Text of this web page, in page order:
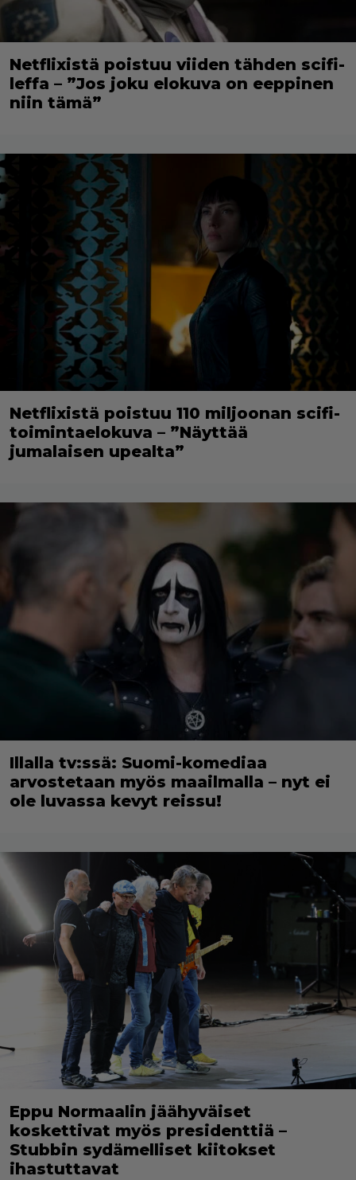
Netflixistä poistuu viiden tähden scifi-
leffa – ”Jos joku elokuva on eeppinen
niin tämä”
Netflixistä poistuu 110 miljoonan scifi-
toimintaelokuva – ”Näyttää
jumalaisen upealta”
Illalla tv:ssä: Suomi-komediaa
arvostetaan myös maailmalla – nyt ei
ole luvassa kevyt reissu!
Eppu Normaalin jäähyväiset
koskettivat myös presidenttiä –
Stubbin sydämelliset kiitokset
ihastuttavat